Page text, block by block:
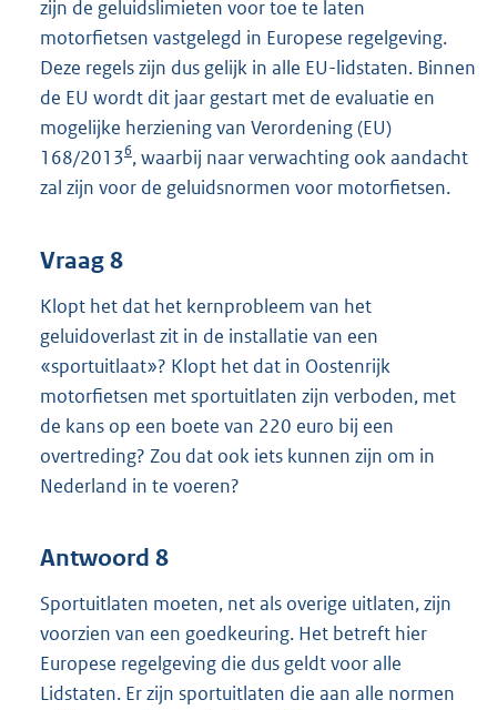
zijn de geluidslimieten voor toe te laten
motorfietsen vastgelegd in Europese regelgeving.
Deze regels zijn dus gelijk in alle EU-lidstaten. Binnen
de EU wordt dit jaar gestart met de evaluatie en
mogelijke herziening van Verordening (EU)
168/20136, waarbij naar verwachting ook aandacht
zal zijn voor de geluidsnormen voor motorfietsen.
Vraag 8
Klopt het dat het kernprobleem van het
geluidoverlast zit in de installatie van een
«sportuitlaat»? Klopt het dat in Oostenrijk
motorfietsen met sportuitlaten zijn verboden, met
de kans op een boete van 220 euro bij een
overtreding? Zou dat ook iets kunnen zijn om in
Nederland in te voeren?
Antwoord 8
Sportuitlaten moeten, net als overige uitlaten, zijn
voorzien van een goedkeuring. Het betreft hier
Europese regelgeving die dus geldt voor alle
Lidstaten. Er zijn sportuitlaten die aan alle normen